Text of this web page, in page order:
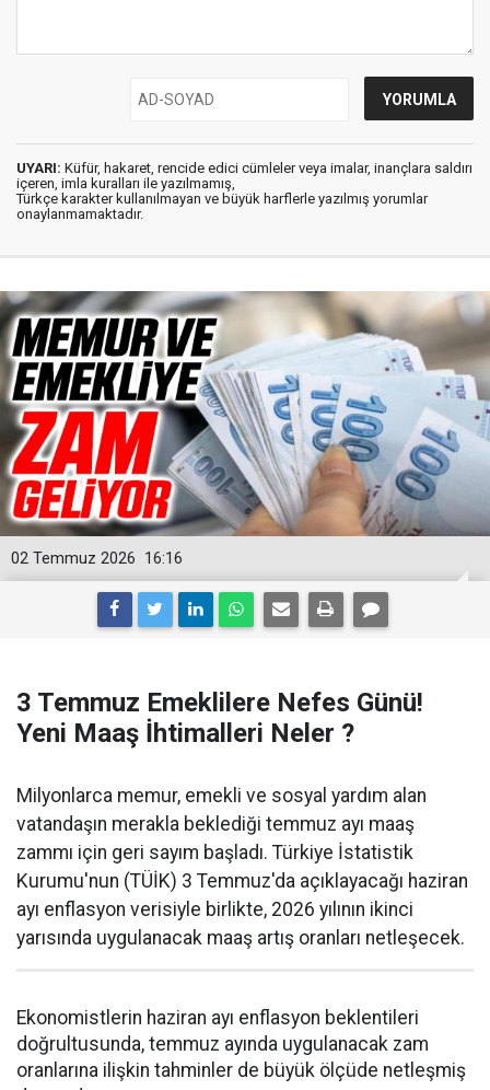
UYARI: Küfür, hakaret, rencide edici cümleler veya imalar, inançlara saldırı
içeren, imla kuralları ile yazılmamış,
Türkçe karakter kullanılmayan ve büyük harflerle yazılmış yorumlar
onaylanmamaktadır.
16:16
02 Temmuz 2026
3 Temmuz Emeklilere Nefes Günü!
Yeni Maaş İhtimalleri Neler ?
Milyonlarca memur, emekli ve sosyal yardım alan
vatandaşın merakla beklediği temmuz ayı maaş
zammı için geri sayım başladı. Türkiye İstatistik
Kurumu'nun (TÜİK) 3 Temmuz'da açıklayacağı haziran
ayı enflasyon verisiyle birlikte, 2026 yılının ikinci
yarısında uygulanacak maaş artış oranları netleşecek.
Ekonomistlerin haziran ayı enflasyon beklentileri
doğrultusunda, temmuz ayında uygulanacak zam
oranlarına ilişkin tahminler de büyük ölçüde netleşmiş